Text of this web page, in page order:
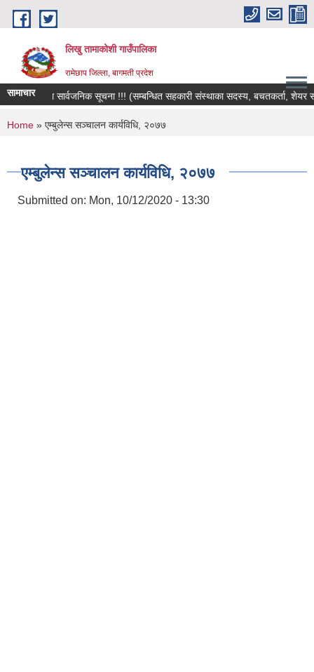
Skip to main content
लिखु तामाकोशी गाउँपालिका
रामेछाप जिल्ला, बागमती प्रदेश
सामाचार
अपिल तथा सार्वजनिक सूचना !!! (सम्बन्धित सहकारी संस्थाका सदस्य, बचतकर्ता, शेयर सदस्य
You are here
Home » एम्बुलेन्स सञ्चालन कार्यविधि, २०७७
एम्बुलेन्स सञ्चालन कार्यविधि, २०७७
Submitted on: Mon, 10/12/2020 - 13:30